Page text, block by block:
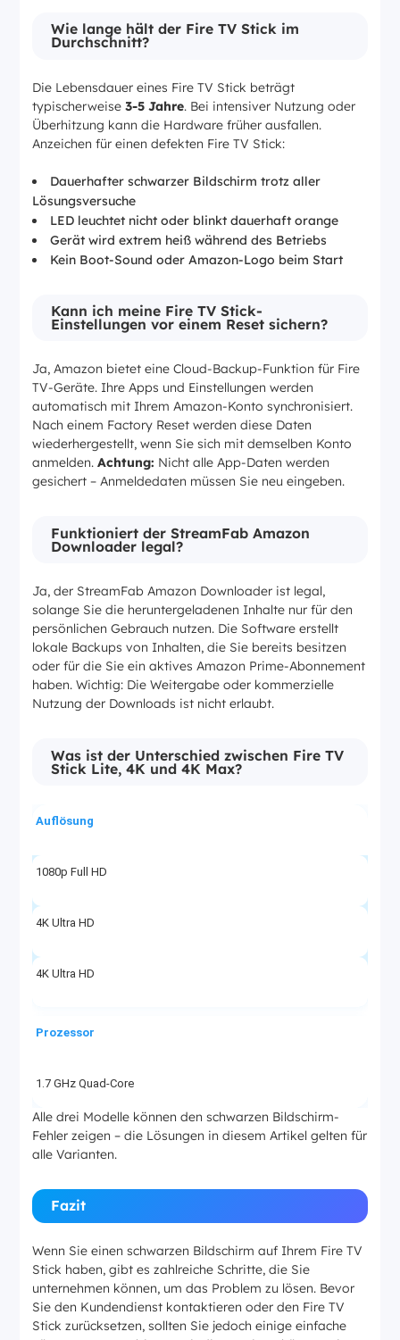
Wie lange hält der Fire TV Stick im
Durchschnitt?
Die Lebensdauer eines Fire TV Stick beträgt
typischerweise3-5 Jahre. Bei intensiver Nutzung oder
Überhitzung kann die Hardware früher ausfallen.
Anzeichen für einen defekten Fire TV Stick:
Dauerhafter schwarzer Bildschirm trotz aller
Lösungsversuche
LED leuchtet nicht oder blinkt dauerhaft orange
Gerät wird extrem heiß während des Betriebs
Kein Boot-Sound oder Amazon-Logo beim Start
Kann ich meine Fire TV Stick-
Einstellungen vor einem Reset sichern?
Ja, Amazon bietet eine Cloud-Backup-Funktion für Fire
TV-Geräte. Ihre Apps und Einstellungen werden
automatisch mit Ihrem Amazon-Konto synchronisiert.
Nach einem Factory Reset werden diese Daten
wiederhergestellt, wenn Sie sich mit demselben Konto
anmelden.Achtung: Nicht alle App-Daten werden
gesichert – Anmeldedaten müssen Sie neu eingeben.
Funktioniert der StreamFab Amazon
Downloader legal?
Ja, der StreamFab Amazon Downloader ist legal,
solange Sie die heruntergeladenen Inhalte nur für den
persönlichen Gebrauch nutzen. Die Software erstellt
lokale Backups von Inhalten, die Sie bereits besitzen
oder für die Sie ein aktives Amazon Prime-Abonnement
haben. Wichtig: Die Weitergabe oder kommerzielle
Nutzung der Downloads ist nicht erlaubt.
Was ist der Unterschied zwischen Fire TV
Stick Lite, 4K und 4K Max?
Auflösung
1080p Full HD
4K Ultra HD
4K Ultra HD
Prozessor
1.7 GHz Quad-Core
1.7 GHz Quad-Core
RAM
1 GB
Alle drei Modelle können den schwarzen Bildschirm-
Fehler zeigen – die Lösungen in diesem Artikel gelten für
alle Varianten.
Fazit
Wenn Sie einen schwarzen Bildschirm auf Ihrem Fire TV
Stick haben, gibt es zahlreiche Schritte, die Sie
unternehmen können, um das Problem zu lösen. Bevor
Sie den Kundendienst kontaktieren oder den Fire TV
Stick zurücksetzen, sollten Sie jedoch einige einfache